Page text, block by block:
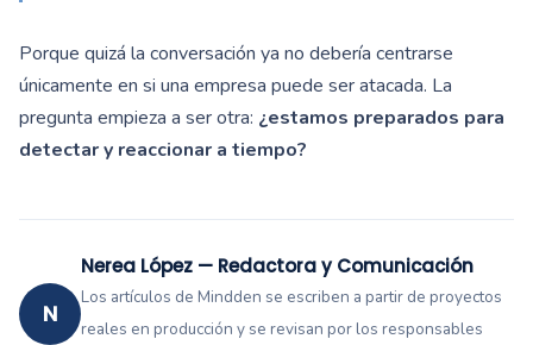
Porque quizá la conversación ya no debería centrarse
únicamente en si una empresa puede ser atacada. La
pregunta empieza a ser otra: ¿estamos preparados para
detectar y reaccionar a tiempo?
N
Nerea López — Redactora y Comunicación
Los artículos de Mindden se escriben a partir de proyectos
reales en producción y se revisan por los responsables